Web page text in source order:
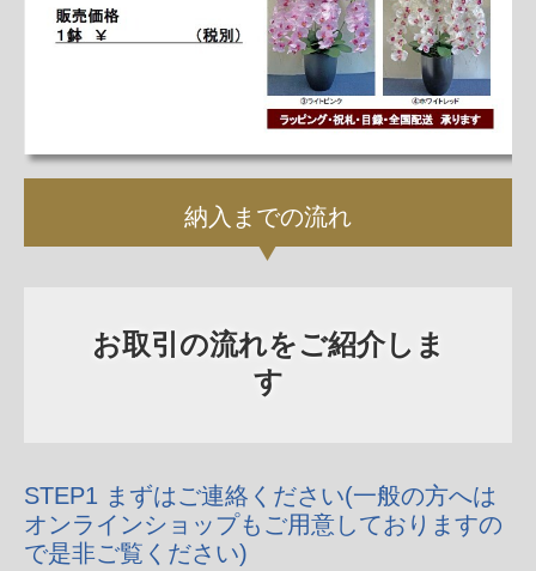
納入までの流れ
お取引の流れをご紹介しま
す
STEP1 まずはご連絡ください(一般の方へは
オンラインショップもご用意しておりますの
で是非ご覧ください)